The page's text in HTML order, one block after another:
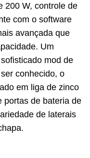
200 W, controle de
com o software
avançada que
Um
mod de
conhecido, o
em liga de zinco
portas de bateria de
de laterais